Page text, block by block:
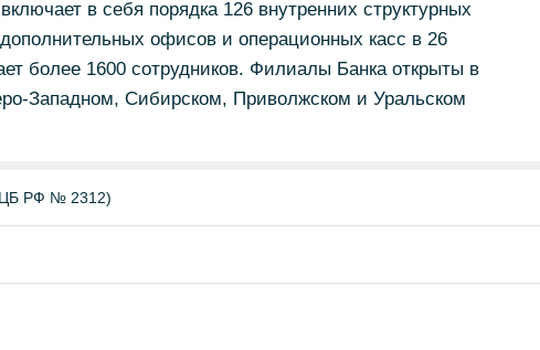
в себя порядка 126 внутренних структурных
офисов и операционных касс в 26
более 1600 сотрудников. Филиалы Банка открыты в
Западном, Сибирском, Приволжском и Уральском
РФ № 2312)